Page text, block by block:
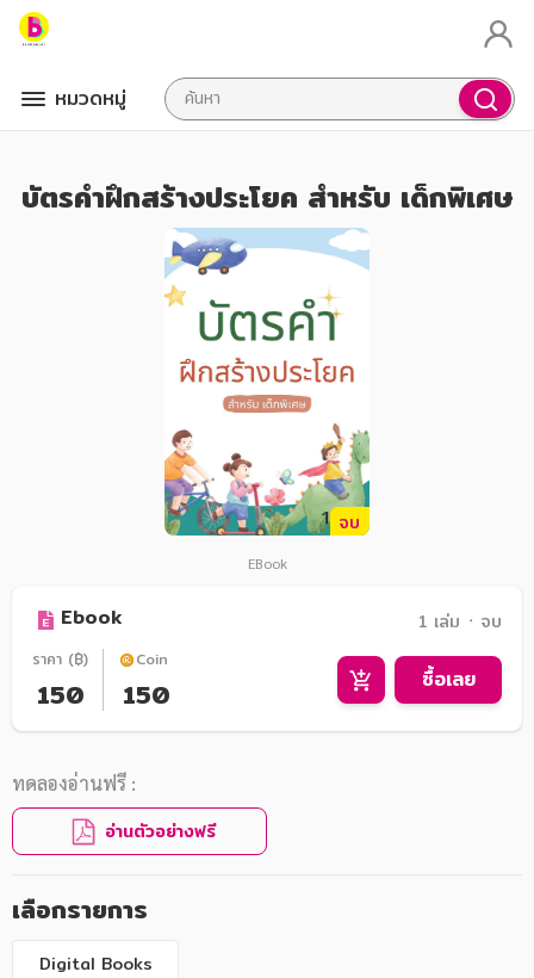
หมวดหมู่
บัตรคำฝึกสร้างประโยค สำหรับ เด็กพิเศษ
จบ
EBook
Ebook 1 เล่ม ᛫ จบ
ราคา (฿)
150
Coin
150 ซื้อเลย
ทดลองอ่านฟรี :
อ่านตัวอย่างฟรี
เลือกรายการ
Digital Books